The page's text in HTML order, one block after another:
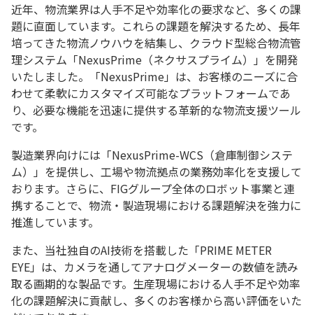
近年、物流業界は人手不足や効率化の要求など、多くの課
題に直面しています。これらの課題を解決するため、長年
培ってきた物流ノウハウを結集し、クラウド型総合物流管
理システム「NexusPrime（ネクサスプライム）」を開発
いたしました。「NexusPrime」は、お客様のニーズに合
わせて柔軟にカスタマイズ可能なプラットフォームであ
り、必要な機能を迅速に提供する革新的な物流支援ツール
です。
製造業界向けには「NexusPrime-WCS（倉庫制御システ
ム）」を提供し、工場や物流拠点の業務効率化を支援して
おります。さらに、FIGグループ全体のロボット事業と連
携することで、物流・製造現場における課題解決を強力に
推進しています。
また、当社独自のAI技術を搭載した「PRIME METER
EYE」は、カメラを通してアナログメーターの数値を読み
取る画期的な製品です。生産現場における人手不足や効率
化の課題解決に貢献し、多くのお客様から高い評価をいた